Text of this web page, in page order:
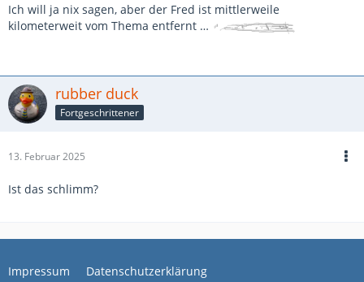
Ich will ja nix sagen, aber der Fred ist mittlerweile
kilometerweit vom Thema entfernt …
rubber duck
Fortgeschrittener
13. Februar 2025
Ist das schlimm?
Impressum Datenschutzerklärung